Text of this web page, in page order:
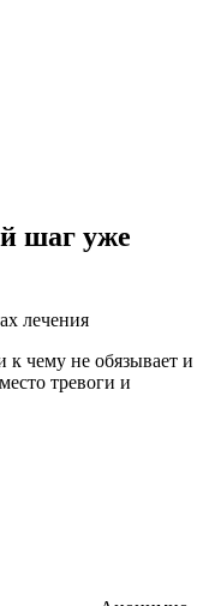
шаг уже
лечения
чему не обязывает и
тревоги и